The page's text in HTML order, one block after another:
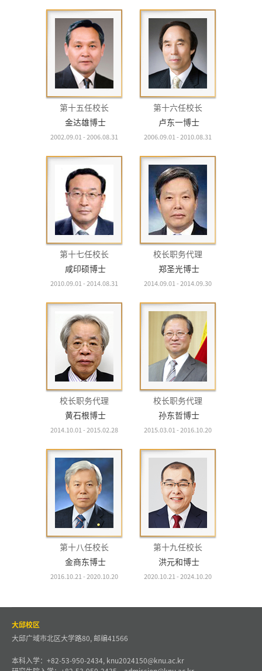
第十五任校长
金达雄博士
2002.09.01 - 2006.08.31
第十六任校长
卢东一博士
2006.09.01 - 2010.08.31
第十七任校长
咸印硕博士
2010.09.01 - 2014.08.31
校长职务代理
郑圣光博士
2014.09.01 - 2014.09.30
校长职务代理
黄石根博士
2014.10.01 - 2015.02.28
校长职务代理
孙东哲博士
2015.03.01 - 2016.10.20
第十八任校长
金商东博士
2016.10.21 - 2020.10.20
第十九任校长
洪元和博士
2020.10.21 - 2024.10.20
大邱校区
大邱广域市北区大学路80, 邮编41566
本科入学：+82-53-950-2434, knu2024150@knu.ac.kr